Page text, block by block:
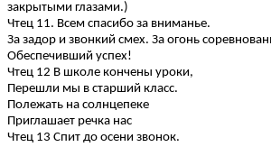
закрытыми глазами.)
Чтец 11. Всем спасибо за вниманье.
За задор и звонкий смех. За огонь
Обеспечивший успех!
Чтец 12 В школе кончены уроки,
Перешли мы в старший класс.
Полежать на солнцепеке
Приглашает речка нас
Чтец 13 Спит до осени звонок.